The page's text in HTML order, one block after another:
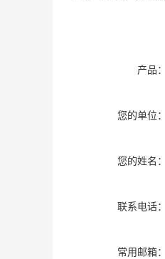
产品：
您的单位：
您的姓名：
联系电话：
常用邮箱：